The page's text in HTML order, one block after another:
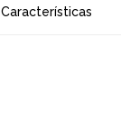
Características